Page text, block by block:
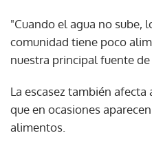
"Cuando el agua no sube,
comunidad tiene poco
nuestra principal fuente
La escasez también
que en ocasiones
alimentos.